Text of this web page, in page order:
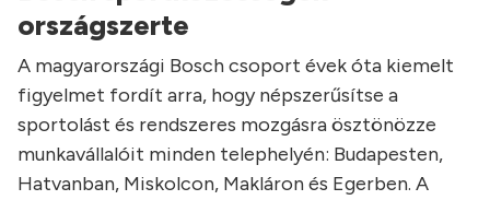
országszerte
A magyarországi Bosch csoport évek óta kiemelt
figyelmet fordít arra, hogy népszerűsítse a
sportolást és rendszeres mozgásra ösztönözze
munkavállalóit minden telephelyén: Budapesten,
Hatvanban, Miskolcon, Makláron és Egerben. A